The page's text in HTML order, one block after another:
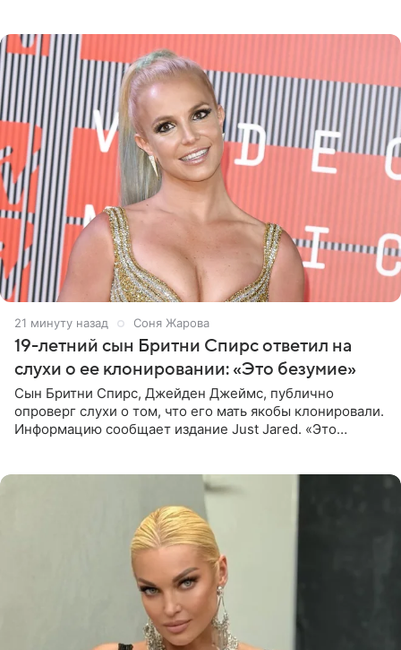
21 минуту назад Соня Жарова
19-летний сын Бритни Спирс ответил на
слухи о ее клонировании: «Это безумие»
Сын Бритни Спирс, Джейден Джеймс, публично
опроверг слухи о том, что его мать якобы клонировали.
Информацию сообщает издание Just Jared. «Это